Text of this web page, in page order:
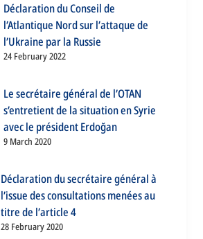
Déclaration du Conseil de
l’Atlantique Nord sur l’attaque de
l’Ukraine par la Russie
24 February 2022
Le secrétaire général de l’OTAN
s’entretient de la situation en Syrie
avec le président Erdoğan
9 March 2020
Déclaration du secrétaire général à
l’issue des consultations menées au
titre de l’article 4
28 February 2020